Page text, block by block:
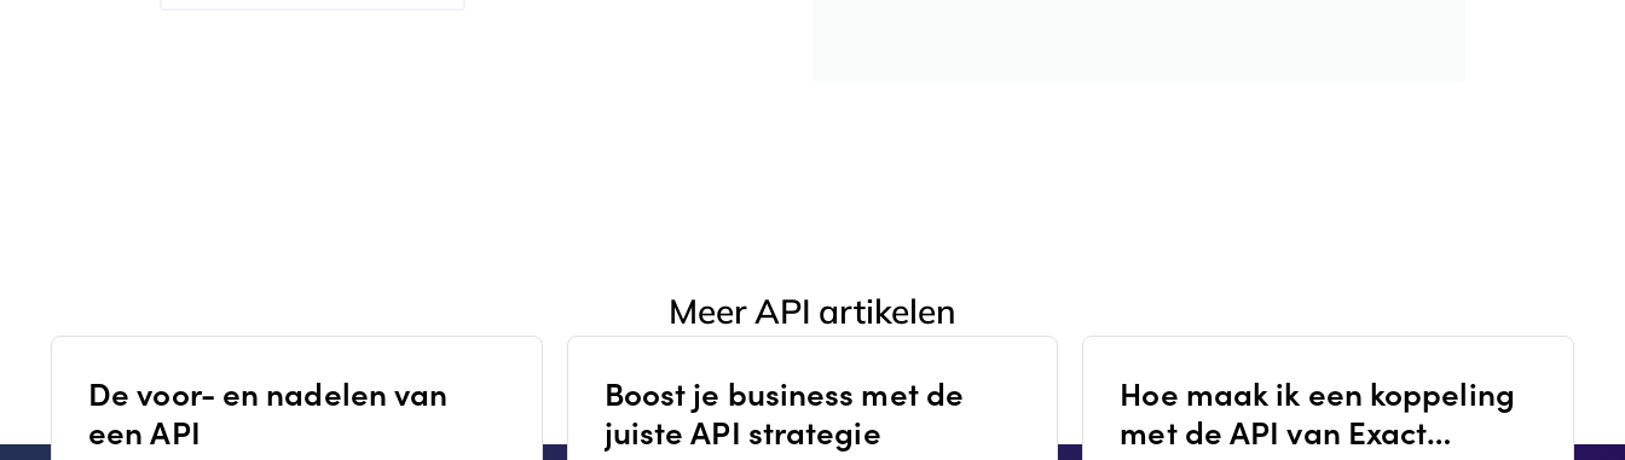
Meer API artikelen
De voor- en nadelen van
een API
Boost je business met de
juiste API strategie
Hoe maak ik een koppeling
met de API van Exact